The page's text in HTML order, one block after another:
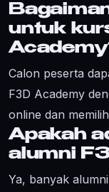
untuk
Calon peserta
F3D Academy
online dan
Apakah
alumni
Ya, banyak